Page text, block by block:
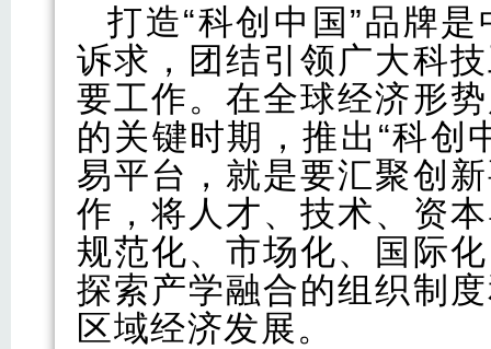
打造“科创中国”品牌
诉求，团结引领广大科
要工作。在全球经济形
的关键时期，推出“科创
易平台，就是要汇聚创
作，将人才、技术、资
规范化、市场化、国际
探索产学融合的组织制
区域经济发展。